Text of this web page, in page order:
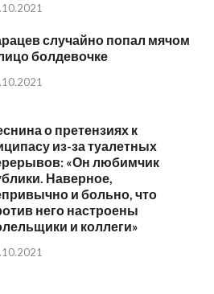
случайно попал мячом
болдевочке
о претензиях к
из-за туалетных
«Он любимчик
Наверное,
и больно, что
него настроены
и коллеги»